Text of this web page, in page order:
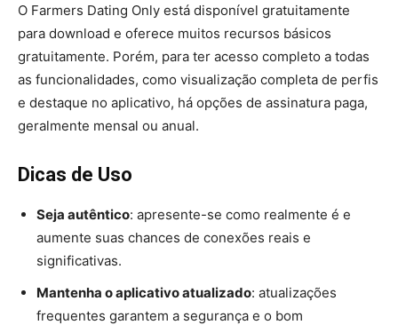
O Farmers Dating Only está disponível gratuitamente
para download e oferece muitos recursos básicos
gratuitamente. Porém, para ter acesso completo a todas
as funcionalidades, como visualização completa de perfis
e destaque no aplicativo, há opções de assinatura paga,
geralmente mensal ou anual.
Dicas de Uso
Seja autêntico: apresente-se como realmente é e
aumente suas chances de conexões reais e
significativas.
Mantenha o aplicativo atualizado: atualizações
frequentes garantem a segurança e o bom